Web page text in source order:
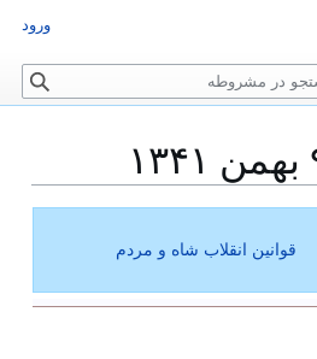
قوانین انقلاب شاه و مردم
ورود